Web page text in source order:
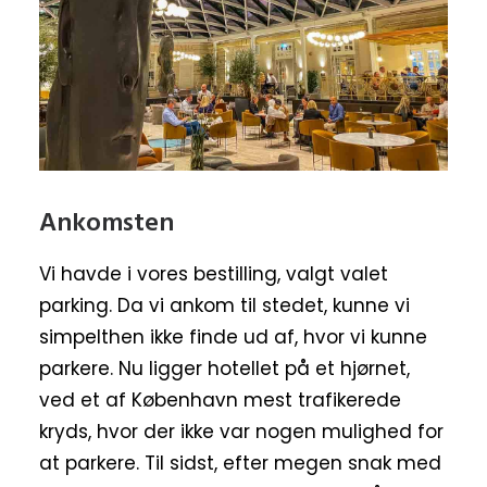
Ankomsten
Vi havde i vores bestilling, valgt valet
parking. Da vi ankom til stedet, kunne vi
simpelthen ikke finde ud af, hvor vi kunne
parkere. Nu ligger hotellet på et hjørnet,
ved et af København mest trafikerede
kryds, hvor der ikke var nogen mulighed for
at parkere. Til sidst, efter megen snak med